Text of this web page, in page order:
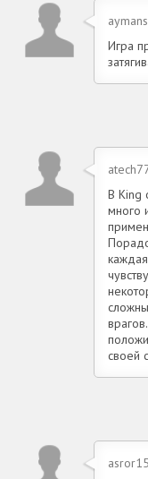
Игра
В King
много
своей